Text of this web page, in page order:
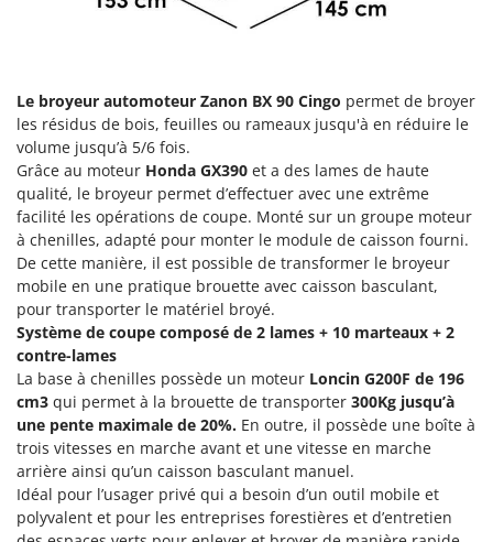
Machines pour la transformation des fruits
Motoculteurs
Motofaucheuses
Motopompes pour irrigation
Moulins à céréales électriques
Moulins à farine
N
Nettoyeurs et Balais à vapeur
Nettoyeurs haute pression
Nettoyeurs tapis, moquettes et tapisseries
P
Peignes vibreurs et Secoueurs à olives
Pelles rétros pour tracteur
Perches Élagueuses
Pétrins à Spirale
Ferrari Group
Ferroni
Ferrua
FIAC
FIEM
Fimar
FINI
Fiorentini
Fiskars
Flymo
Fontana Forni
Forest Master
Francini
Le broyeur automoteur Zanon BX 90 Cingo permet de broyer
les résidus de bois, feuilles ou rameaux jusqu'à en réduire le
volume jusqu’à 5/6 fois.
Grâce au moteur Honda GX390 et a des lames de haute
qualité, le broyeur permet d’effectuer avec une extrême
facilité les opérations de coupe. Monté sur un groupe moteur
à chenilles, adapté pour monter le module de caisson fourni.
De cette manière, il est possible de transformer le broyeur
mobile en une pratique brouette avec caisson basculant,
pour transporter le matériel broyé.
Système de coupe composé de 2 lames + 10 marteaux + 2
contre-lames
La base à chenilles possède un moteur Loncin G200F de 196
cm3 qui permet à la brouette de transporter 300Kg jusqu’à
une pente maximale de 20%. En outre, il possède une boîte à
trois vitesses en marche avant et une vitesse en marche
arrière ainsi qu’un caisson basculant manuel.
Idéal pour l’usager privé qui a besoin d’un outil mobile et
polyvalent et pour les entreprises forestières et d’entretien